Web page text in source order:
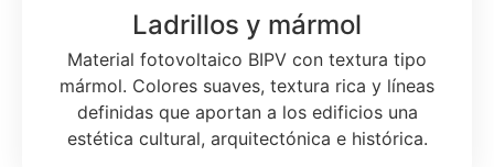
Ladrillos y mármol
Material fotovoltaico BIPV con textura tipo
mármol. Colores suaves, textura rica y líneas
definidas que aportan a los edificios una
estética cultural, arquitectónica e histórica.